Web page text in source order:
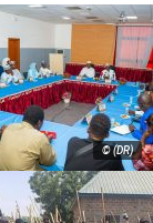
© (DR)